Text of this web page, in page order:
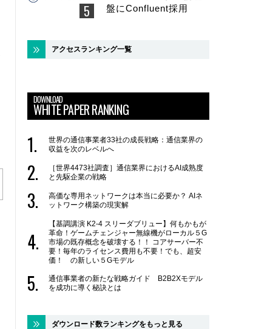
盤にConfluent採用
アクセスランキング一覧
DOWNLOAD
WHITE PAPER RANKING
世界の通信事業者33社の成長戦略：通信業界の
収益を次のレベルへ
［世界4473社調査］通信業界におけるAI成熟度
と先駆企業の戦略
高価な専用ネットワークは本当に必要か？ AIネ
ットワーク構築の現実解
【基調講演 K2-4 スリーダブリュー】何もかもが
革命！ゲームチェンジャー無線機がローカル５G
市場の既存概念を破壊する！！ コアサーバー不
要！毎年のライセンス費用も不要！でも、超安
価！ の新しい５Gモデル
通信事業者の新たな戦略ガイド B2B2Xモデル
を成功に導く秘訣とは
ダウンロード数ランキングをもっと見る